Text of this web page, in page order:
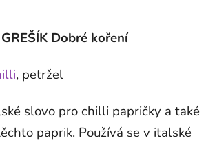
Dobré koření
, petržel
slovo pro chilli papričky a také
paprik. Používá se v italské